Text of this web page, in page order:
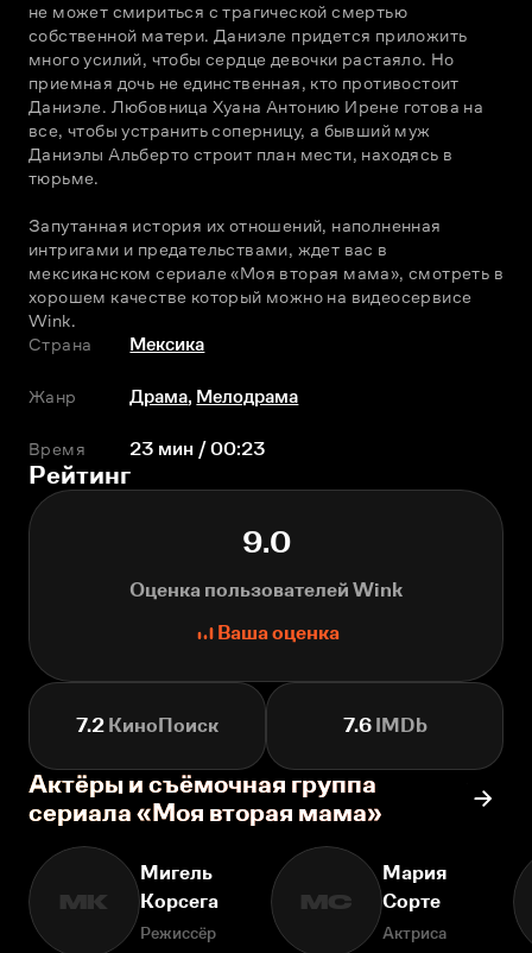
не может смириться с трагической смертью
собственной матери. Даниэле придется приложить
много усилий, чтобы сердце девочки растаяло. Но
приемная дочь не единственная, кто противостоит
Даниэле. Любовница Хуана Антонию Ирене готова на
все, чтобы устранить соперницу, а бывший муж
Даниэлы Альберто строит план мести, находясь в
тюрьме.
Запутанная история их отношений, наполненная
интригами и предательствами, ждет вас в
мексиканском сериале «Моя вторая мама», смотреть в
хорошем качестве который можно на видеосервисе
Wink.
Страна
Мексика
Жанр Драма, Мелодрама
Время 23 мин / 00:23
Рейтинг
9.0
Оценка пользователей Wink
Ваша оценка
7.2 КиноПоиск 7.6IMDb
Актёры и съёмочная группа
сериала «Моя вторая мама»
МК
Мигель
Корсега
Режиссёр
МС
Мария
Сорте
Актриса